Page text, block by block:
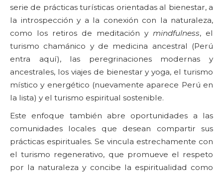
serie de prácticas turísticas orientadas al bienestar, a
la introspección y a la conexión con la naturaleza,
como los retiros de meditación y mindfulness, el
turismo chamánico y de medicina ancestral (Perú
entra aquí), las peregrinaciones modernas y
ancestrales, los viajes de bienestar y yoga, el turismo
místico y energético (nuevamente aparece Perú en
la lista) y el turismo espiritual sostenible.
Este enfoque también abre oportunidades a las
comunidades locales que desean compartir sus
prácticas espirituales. Se vincula estrechamente con
el turismo regenerativo, que promueve el respeto
por la naturaleza y concibe la espiritualidad como